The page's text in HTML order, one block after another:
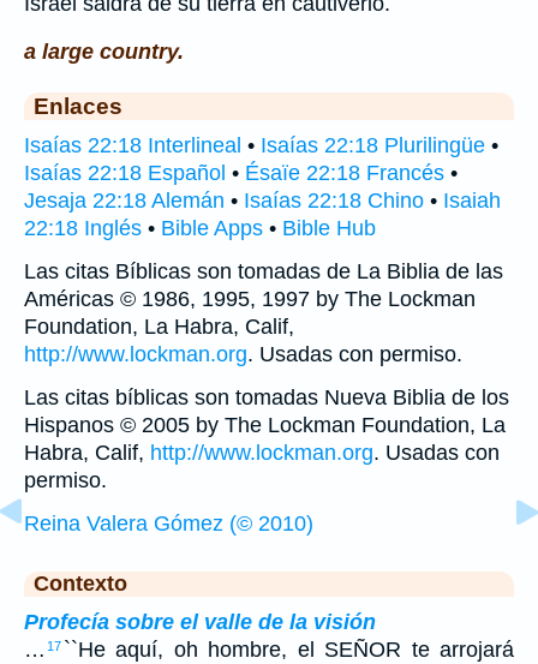
a large country.
Enlaces
Isaías 22:18 Interlineal • Isaías 22:18 Plurilingüe •
Isaías 22:18 Español • Ésaïe 22:18 Francés •
Jesaja 22:18 Alemán • Isaías 22:18 Chino • Isaiah
22:18 Inglés • Bible Apps • Bible Hub
Las citas Bíblicas son tomadas de La Biblia de las
Américas © 1986, 1995, 1997 by The Lockman
Foundation, La Habra, Calif,
http://www.lockman.org. Usadas con permiso.
Las citas bíblicas son tomadas Nueva Biblia de los
Hispanos © 2005 by The Lockman Foundation, La
Habra, Calif, http://www.lockman.org. Usadas con
permiso.
Reina Valera Gómez (© 2010)
Contexto
Profecía sobre el valle de la visión
… 17 ``He aquí, oh hombre, el SEÑOR te arrojará